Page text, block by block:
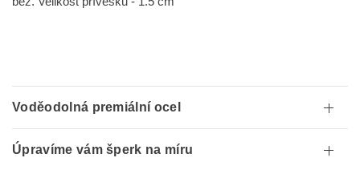
Voděodolná premiální ocel
Úpravíme vám šperk na míru